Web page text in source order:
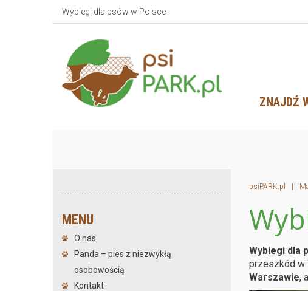
Wybiegi dla psów w Polsce
ZNAJDŹ
MENU
O nas
Panda – pies z niezwykłą
osobowością
Kontakt
psiPARK.pl
Wybiegi dla
przeszkód w
Warszawie,